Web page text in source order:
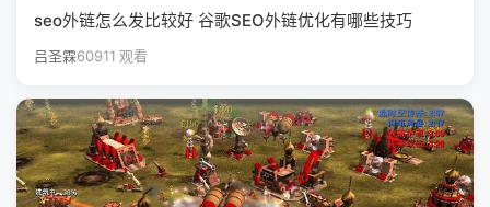
seo外链怎么发比较好 谷歌SEO外链优化有哪些技巧
吕圣霖60911 观看